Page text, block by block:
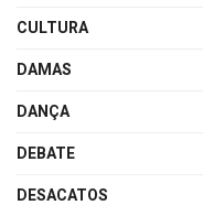
CULTURA
DAMAS
DANÇA
DEBATE
DESACATOS